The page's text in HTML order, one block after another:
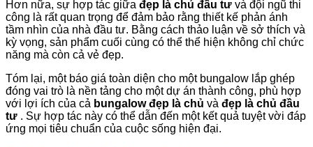
Hơn nữa, sự hợp tác giữa đẹp là chủ đầu tư và đội ngũ thi
công là rất quan trọng để đảm bảo rằng thiết kế phản ánh
tầm nhìn của nhà đầu tư. Bằng cách thảo luận về sở thích và
kỳ vọng, sản phẩm cuối cùng có thể thể hiện không chỉ chức
năng mà còn cả vẻ đẹp.
Tóm lại, một báo giá toàn diện cho một bungalow lắp ghép
đóng vai trò là nền tảng cho một dự án thành công, phù hợp
với lợi ích của cả bungalow đẹp là chủ và đẹp là chủ đầu
tư . Sự hợp tác này có thể dẫn đến một kết quả tuyệt vời đáp
ứng mọi tiêu chuẩn của cuộc sống hiện đại.